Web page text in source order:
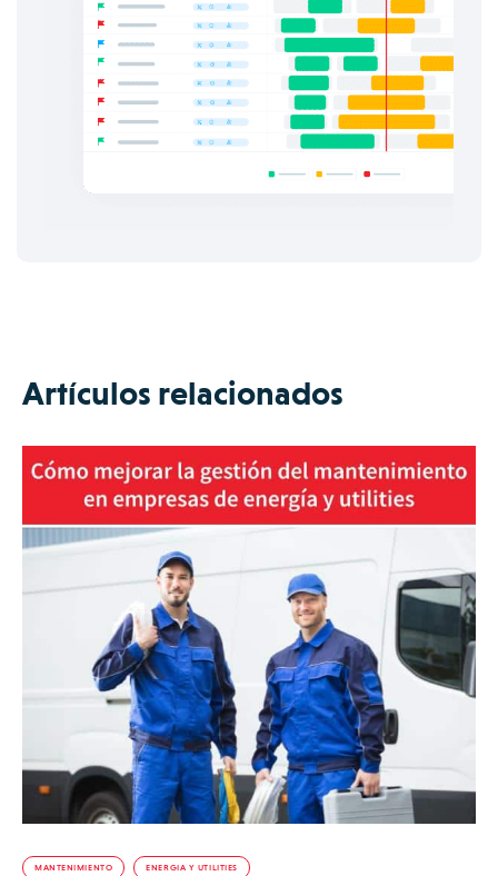
Artículos relacionados
MANTENIMIENTO ENERGIA Y UTILITIES